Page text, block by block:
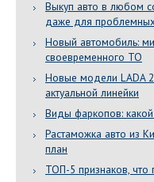
Выкуп авто в любом
даже для
Новый автомобиль:
своевременного ТО
Новые модели LADA
актуальной линейки
Виды фаркопов:
Растаможка авто из
план
ТОП-5 признаков, что